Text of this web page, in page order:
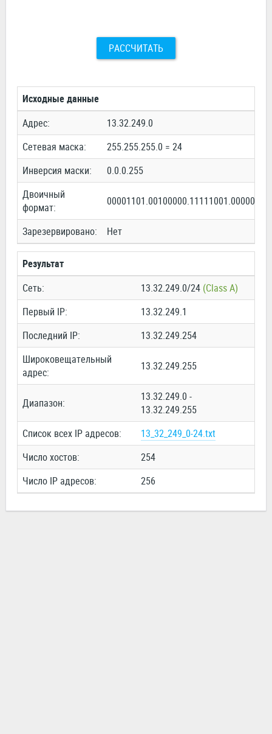
РАССЧИТАТЬ
Исходные данные
Адрес:
13.32.249.0
Сетевая маска:
255.255.255.0 = 24
Инверсия маски:
0.0.0.255
Двоичный
формат:
00001101.00100000.11111001.00000000
Зарезервировано: Нет
Результат
Сеть:
13.32.249.0/24 (Class A)
Первый IP:
13.32.249.1
Последний IP:
13.32.249.254
Широковещательный
адрес:
13.32.249.255
Диапазон:
13.32.249.0 -
13.32.249.255
Список всех IP адресов:
13_32_249_0-24.txt
Число хостов:
254
Число IP адресов:
256